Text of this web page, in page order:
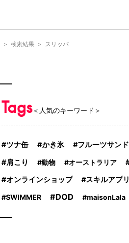
検索結果 スリッパ
Tags＜人気のキーワード＞
ツナ缶 かき氷 フルーツサンド
肩こり 動物 オーストラリア
オンラインショップ スキルアプリ
SWIMMER DOD maisonLala